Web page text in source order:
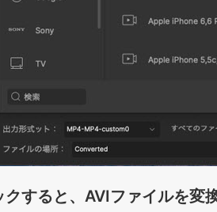
すると、AVIファイルを変